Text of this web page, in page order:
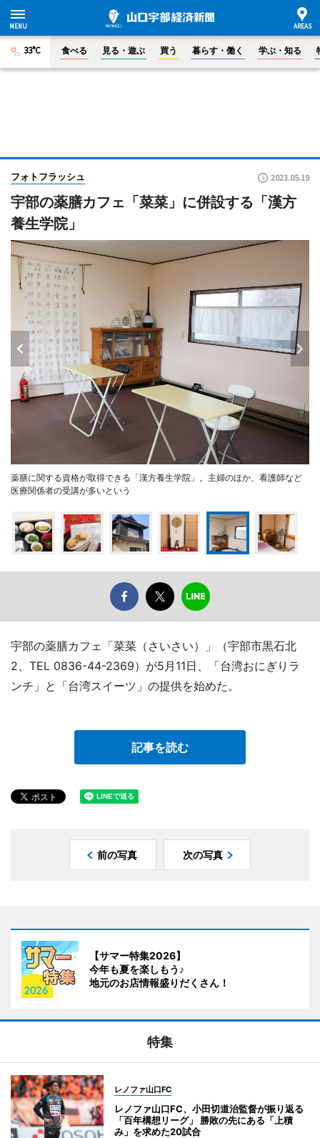
33°C 食べる 見る・遊ぶ 買う 暮らす・働く 学ぶ・知る
フォトフラッシュ 2023.05.19
宇部の薬膳カフェ「菜菜」に併設する「漢方
養生学院」
薬膳に関する資格が取得できる「漢方養生学院」。主婦のほか、看護師など
医療関係者の受講が多いという
宇部の薬膳カフェ「菜菜（さいさい）」（宇部市黒石北
2、TEL 0836-44-2369）が5月11日、「台湾おにぎりラ
ンチ」と「台湾スイーツ」の提供を始めた。
記事を読む
前の写真 次の写真
【サマー特集2026】
今年も夏を楽しもう♪
地元のお店情報盛りだくさん！
特集
レノファ山口FC
レノファ山口FC、小田切道治監督が振り返る
「百年構想リーグ」 勝敗の先にある「上積
み」を求めた20試合